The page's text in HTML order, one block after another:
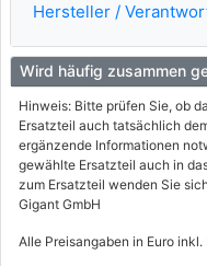
118 / 160
05/
info
SEAT
EXEO
155 / 211
Hersteller /
Wird häufig zusammen
Hinweis: Bitte prüfen Sie, ob
Ersatzteil auch tatsächlich
ergänzende Informationen
gewählte Ersatzteil auch in
zum Ersatzteil wenden Sie
Gigant GmbH
Alle Preisangaben in Euro